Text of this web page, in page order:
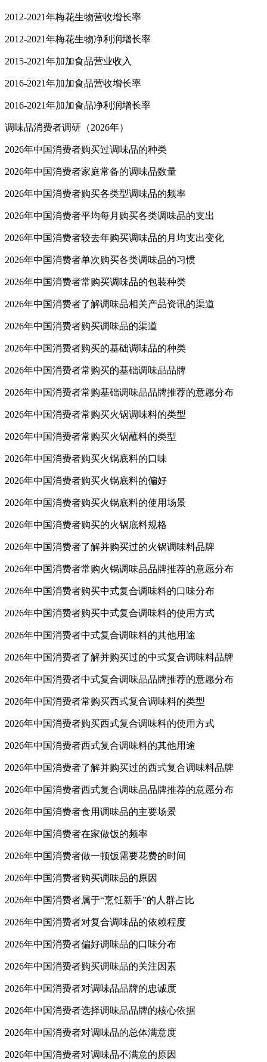
2012-2021年梅花生物营收增长率
2012-2021年梅花生物净利润增长率
2015-2021年加加食品营业收入
2016-2021年加加食品营收增长率
2016-2021年加加食品净利润增长率
调味品消费者调研（2026年）
2026年中国消费者购买过调味品的种类
2026年中国消费者家庭常备的调味品数量
2026年中国消费者购买各类型调味品的频率
2026年中国消费者平均每月购买各类调味品的支出
2026年中国消费者较去年购买调味品的月均支出变化
2026年中国消费者单次购买各类调味品的习惯
2026年中国消费者常购买调味品的包装种类
2026年中国消费者了解调味品相关产品资讯的渠道
2026年中国消费者购买调味品的渠道
2026年中国消费者购买的基础调味品的种类
2026年中国消费者常购买的基础调味品品牌
2026年中国消费者常购基础调味品品牌推荐的意愿分布
2026年中国消费者常购买火锅调味料的类型
2026年中国消费者常购买火锅蘸料的类型
2026年中国消费者购买火锅底料的口味
2026年中国消费者购买火锅底料的偏好
2026年中国消费者购买火锅底料的使用场景
2026年中国消费者购买的火锅底料规格
2026年中国消费者了解并购买过的火锅调味料品牌
2026年中国消费者常购火锅调味品品牌推荐的意愿分布
2026年中国消费者购买中式复合调味料的口味分布
2026年中国消费者购买中式复合调味料的使用方式
2026年中国消费者中式复合调味料的其他用途
2026年中国消费者了解并购买过的中式复合调味料品牌
2026年中国消费者中式复合调味品品牌推荐的意愿分布
2026年中国消费者常购买西式复合调味料的类型
2026年中国消费者购买西式复合调味料的使用方式
2026年中国消费者西式复合调味料的其他用途
2026年中国消费者了解并购买过的西式复合调味料品牌
2026年中国消费者西式复合调味品品牌推荐的意愿分布
2026年中国消费者食用调味品的主要场景
2026年中国消费者在家做饭的频率
2026年中国消费者做一顿饭需要花费的时间
2026年中国消费者购买调味品的原因
2026年中国消费者属于“烹饪新手”的人群占比
2026年中国消费者对复合调味品的依赖程度
2026年中国消费者偏好调味品的口味分布
2026年中国消费者购买调味品的关注因素
2026年中国消费者对调味品品牌的忠诚度
2026年中国消费者选择调味品品牌的核心依据
2026年中国消费者对调味品的总体满意度
2026年中国消费者对调味品不满意的原因